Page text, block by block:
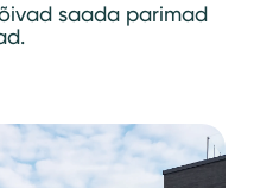
saada parimad